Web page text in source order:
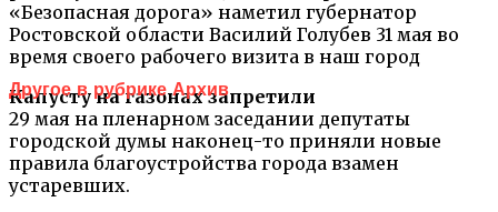
«Безопасная дорога» наметил губернатор
Ростовской области Василий Голубев 31 мая во
время своего рабочего визита в наш город
Капусту на газонах запретили
29 мая на пленарном заседании депутаты
городской думы наконец-то приняли новые
правила благоустройства города взамен
устаревших.
Другое в рубрике Архив